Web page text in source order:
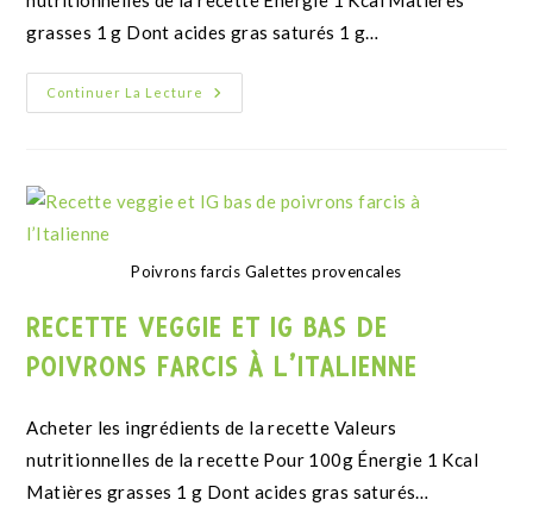
Livraison offerte dès 35€ d'achat
BOUTIQUE
Mon compte
Livraison